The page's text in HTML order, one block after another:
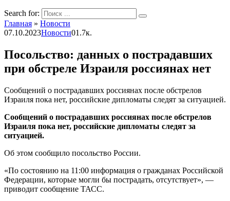
Search for:
Главная » Новости
07.10.2023Новости01.7к.
Посольство: данных о пострадавших
при обстреле Израиля россиянах нет
Сообщений о пострадавших россиянах после обстрелов
Израиля пока нет, российские дипломаты следят за ситуацией.
Сообщений о пострадавших россиянах после обстрелов
Израиля пока нет, российские дипломаты следят за
ситуацией.
Об этом сообщило посольство России.
«По состоянию на 11:00 информация о гражданах Российской
Федерации, которые могли бы пострадать, отсутствует», —
приводит сообщение ТАСС.